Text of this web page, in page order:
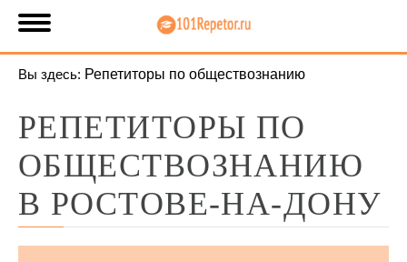
Вы здесь: Репетиторы по обществознанию
РЕПЕТИТОРЫ ПО
ОБЩЕСТВОЗНАНИЮ
В РОСТОВЕ-НА-ДОНУ